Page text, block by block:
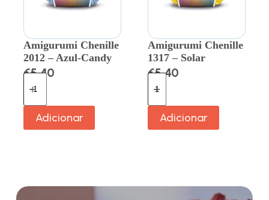
Amigurumi Chenille
2012 – Azul-Candy
€5.40
Adicionar
Amigurumi Chenille
1317 – Solar
€5.40
Adicionar